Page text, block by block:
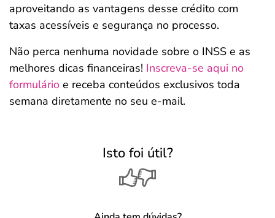
aproveitando as vantagens desse crédito com
taxas acessíveis e segurança no processo.
Não perca nenhuma novidade sobre o INSS e as
melhores dicas financeiras! Inscreva-se aqui no
formulário e receba conteúdos exclusivos toda
semana diretamente no seu e-mail.
Isto foi útil?